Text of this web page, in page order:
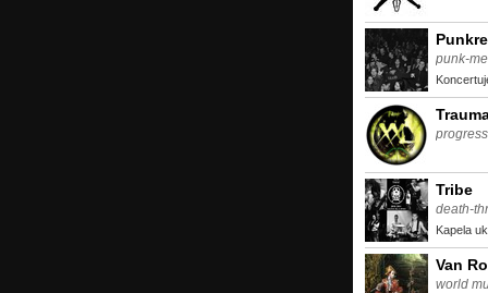
punk-
Tribe
death-
Kapela
Van
world